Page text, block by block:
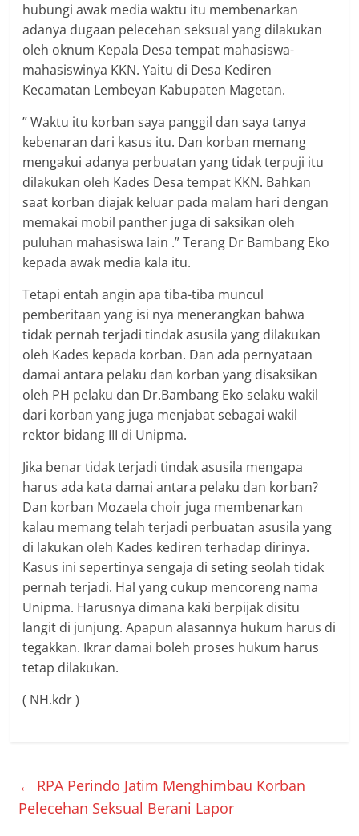
hubungi awak media waktu itu membenarkan
adanya dugaan pelecehan seksual yang dilakukan
oleh oknum Kepala Desa tempat mahasiswa-
mahasiswinya KKN. Yaitu di Desa Kediren
Kecamatan Lembeyan Kabupaten Magetan.
” Waktu itu korban saya panggil dan saya tanya
kebenaran dari kasus itu. Dan korban memang
mengakui adanya perbuatan yang tidak terpuji itu
dilakukan oleh Kades Desa tempat KKN. Bahkan
saat korban diajak keluar pada malam hari dengan
memakai mobil panther juga di saksikan oleh
puluhan mahasiswa lain .” Terang Dr Bambang Eko
kepada awak media kala itu.
Tetapi entah angin apa tiba-tiba muncul
pemberitaan yang isi nya menerangkan bahwa
tidak pernah terjadi tindak asusila yang dilakukan
oleh Kades kepada korban. Dan ada pernyataan
damai antara pelaku dan korban yang disaksikan
oleh PH pelaku dan Dr.Bambang Eko selaku wakil
dari korban yang juga menjabat sebagai wakil
rektor bidang III di Unipma.
Jika benar tidak terjadi tindak asusila mengapa
harus ada kata damai antara pelaku dan korban?
Dan korban Mozaela choir juga membenarkan
kalau memang telah terjadi perbuatan asusila yang
di lakukan oleh Kades kediren terhadap dirinya.
Kasus ini sepertinya sengaja di seting seolah tidak
pernah terjadi. Hal yang cukup mencoreng nama
Unipma. Harusnya dimana kaki berpijak disitu
langit di junjung. Apapun alasannya hukum harus di
tegakkan. Ikrar damai boleh proses hukum harus
tetap dilakukan.
( NH.kdr )
← RPA Perindo Jatim Menghimbau Korban
Pelecehan Seksual Berani Lapor